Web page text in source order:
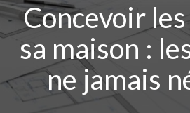
Concevoir
sa maison :
ne jamais